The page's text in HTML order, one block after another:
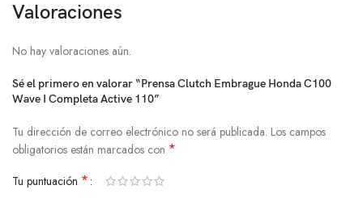
Valoraciones
No hay valoraciones aún.
Sé el primero en valorar “Prensa Clutch Embrague Honda C100
Wave I Completa Active 110”
Tu dirección de correo electrónico no será publicada. Los campos
obligatorios están marcados con *
Tu puntuación *